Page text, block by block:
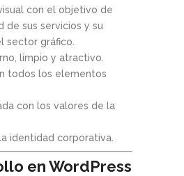
con el objetivo de
de sus servicios y su
sector gráfico.
limpio y atractivo.
todos los elementos
con los valores de la
identidad corporativa.
en WordPress